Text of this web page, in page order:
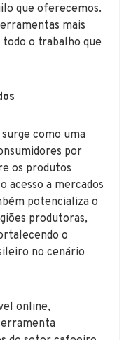
que oferecemos.
mais
o trabalho que
como uma
por
os produtos
acesso a mercados
potencializa o
produtoras,
o
no cenário
online,